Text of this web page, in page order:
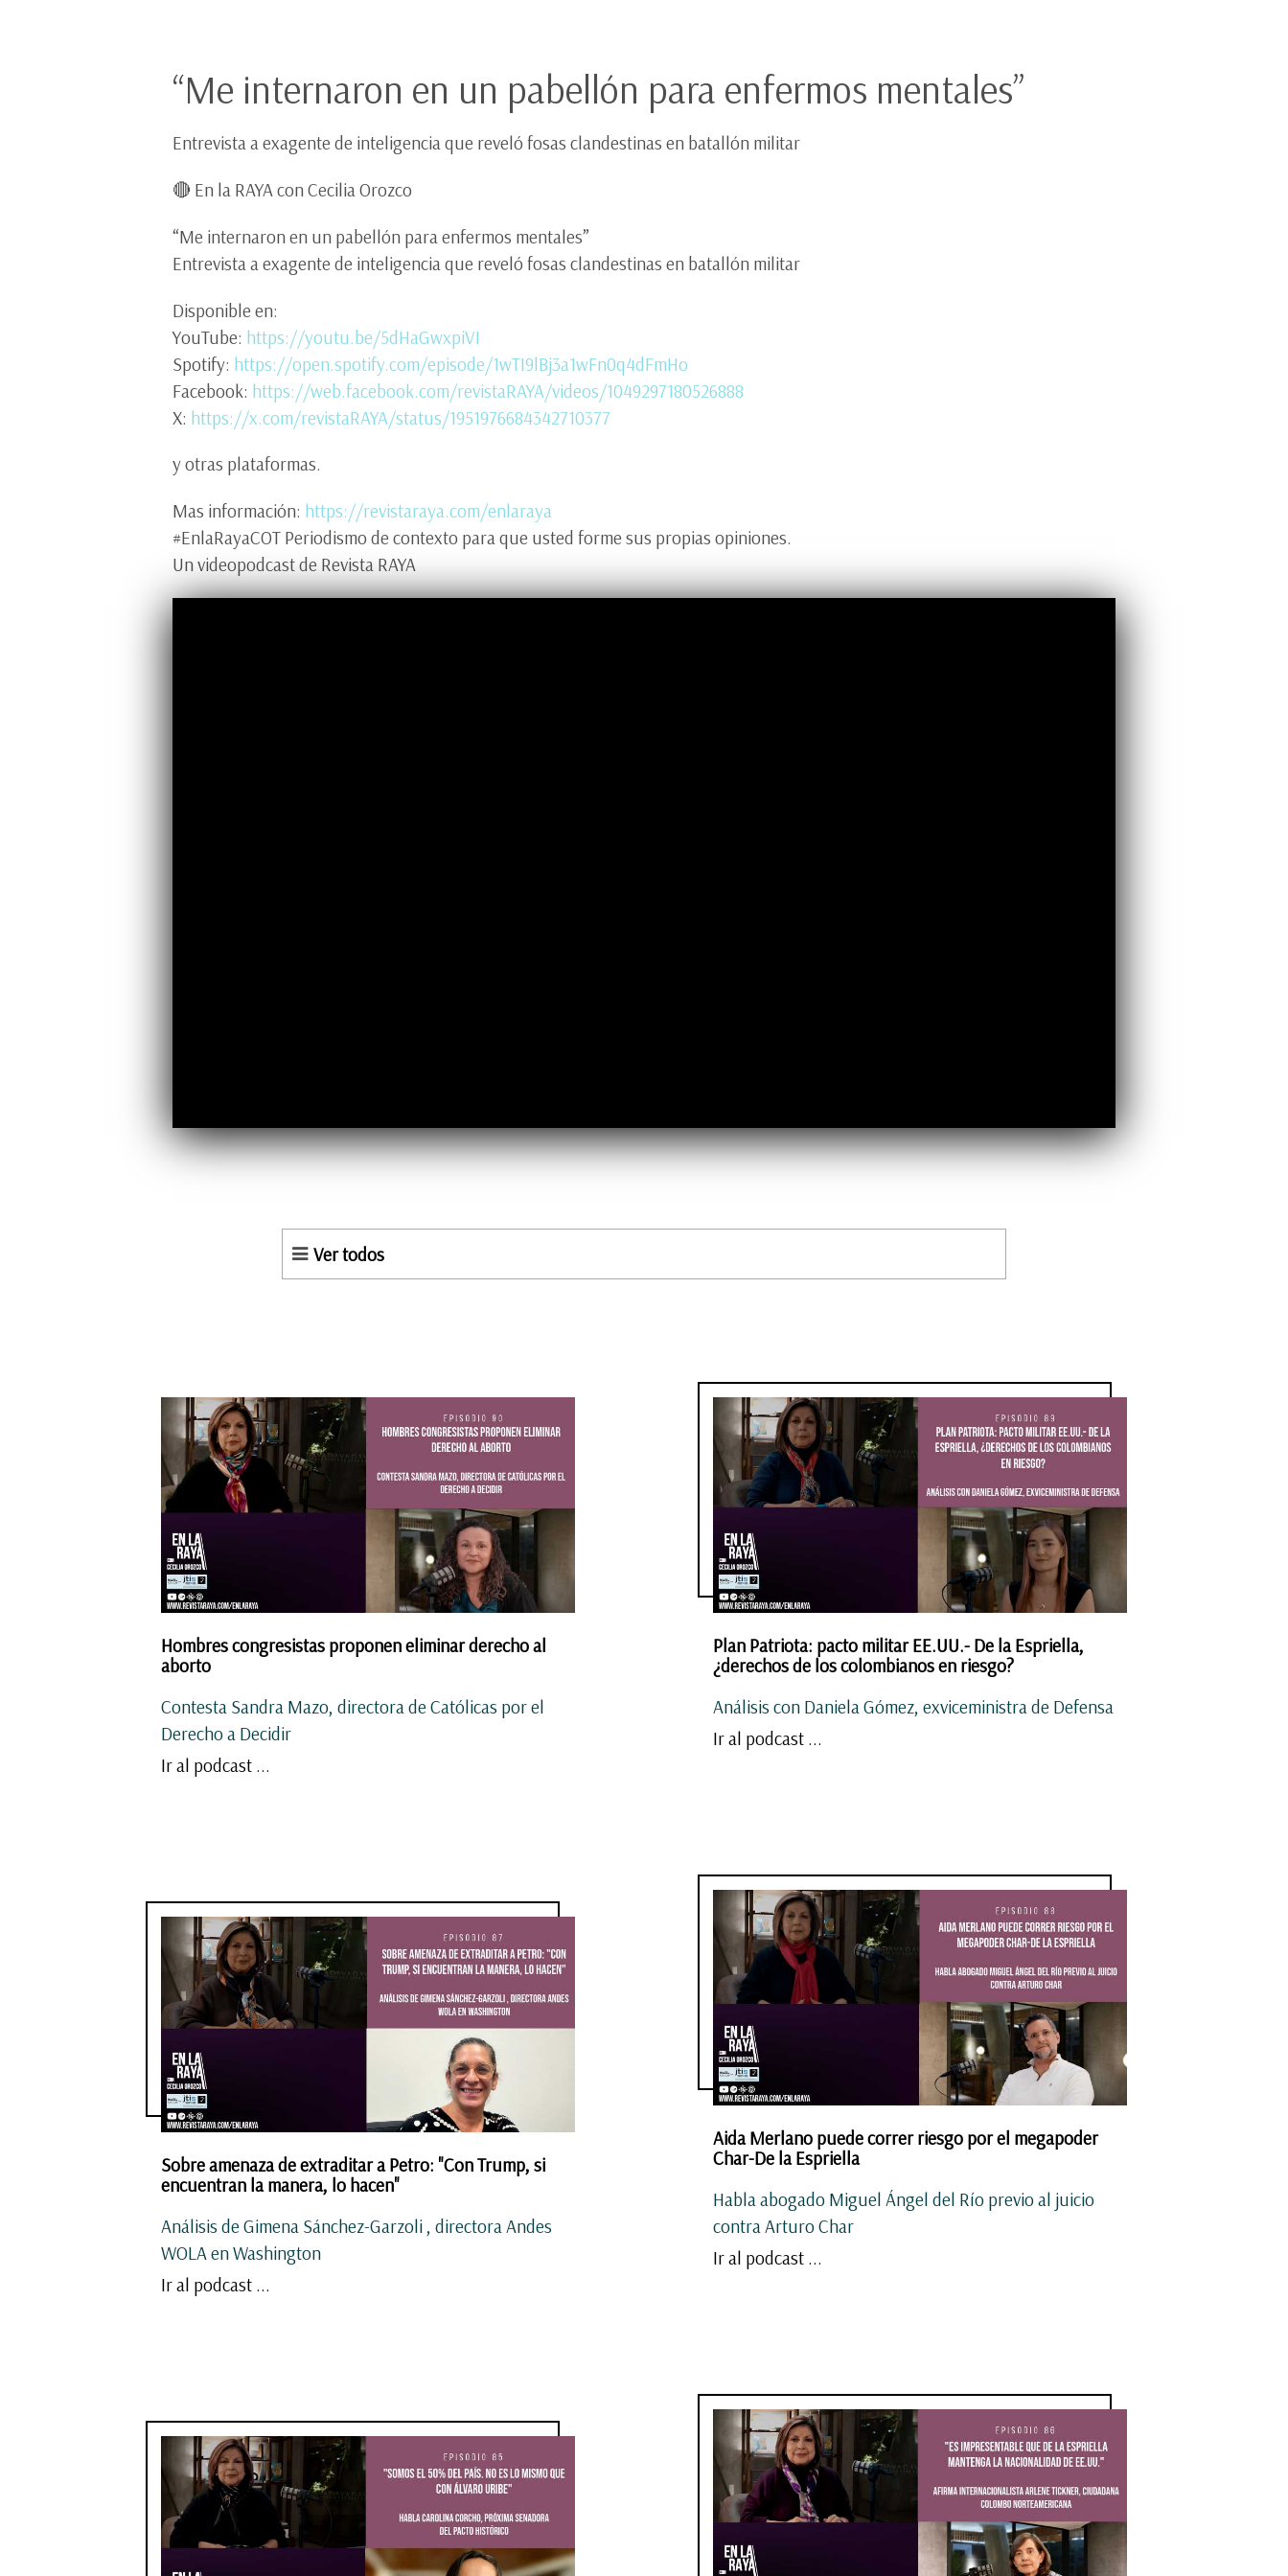
“Me internaron en un pabellón para enfermos mentales”
Entrevista a exagente de inteligencia que reveló fosas clandestinas en batallón militar
🔴 En la RAYA con Cecilia Orozco
“Me internaron en un pabellón para enfermos mentales”
Entrevista a exagente de inteligencia que reveló fosas clandestinas en batallón militar
Disponible en:
YouTube: https://youtu.be/5dHaGwxpiVI
Spotify: https://open.spotify.com/episode/1wTI9lBj3a1wFn0q4dFmHo
Facebook: https://web.facebook.com/revistaRAYA/videos/1049297180526888
X: https://x.com/revistaRAYA/status/1951976684342710377
y otras plataformas.
Mas información: https://revistaraya.com/enlaraya
#EnlaRayaCOT Periodismo de contexto para que usted forme sus propias opiniones.
Un videopodcast de Revista RAYA
Ver todos
Hombres congresistas proponen eliminar derecho al
aborto
Contesta Sandra Mazo, directora de Católicas por el
Derecho a Decidir
Ir al podcast ...
Plan Patriota: pacto militar EE.UU.- De la Espriella,
¿derechos de los colombianos en riesgo?
Análisis con Daniela Gómez, exviceministra de Defensa
Ir al podcast ...
Aida Merlano puede correr riesgo por el megapoder
Char-De la Espriella
Habla abogado Miguel Ángel del Río previo al juicio
contra Arturo Char
Ir al podcast ...
Sobre amenaza de extraditar a Petro: "Con Trump, si
encuentran la manera, lo hacen"
Análisis de Gimena Sánchez-Garzoli , directora Andes
WOLA en Washington
Ir al podcast ...